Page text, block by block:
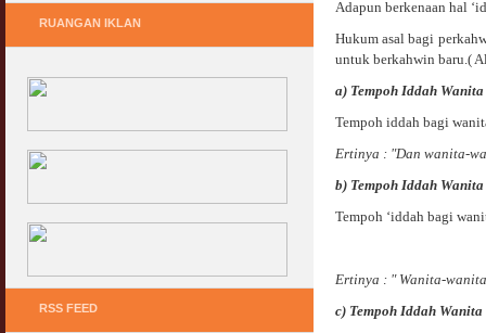
Adapun berkenaan hal
Hukum asal bagi
untuk berkahwin baru.(
a) Tempoh Iddah
Tempoh iddah bagi
Ertinya : "Dan wanita-
b) Tempoh Iddah
Tempoh ‘iddah bagi
Ertinya : " Wanita-
c) Tempoh Iddah
RUANGAN IKLAN
RSS FEED